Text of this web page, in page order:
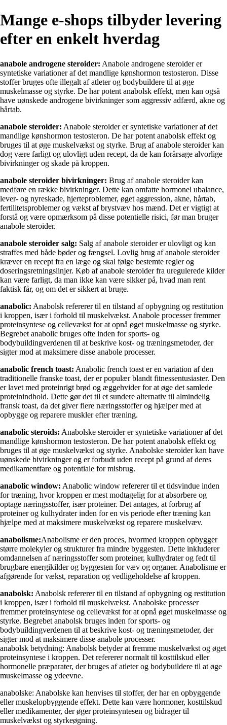
Mange e-shops tilbyder levering
efter en enkelt hverdag
anabole androgene steroider: Anabole androgene steroider er
syntetiske variationer af det mandlige kønshormon testosteron. Disse
stoffer bruges ofte illegalt af atleter og bodybuildere til at øge
muskelmasse og styrke. De har potent anabolsk effekt, men kan også
have uønskede androgene bivirkninger som aggressiv adfærd, akne og
hårtab.
anabole steroider: Anabole steroider er syntetiske variationer af det
mandlige kønshormon testosteron. De har potent anabolsk effekt og
bruges til at øge muskelvækst og styrke. Brug af anabole steroider kan
dog være farligt og ulovligt uden recept, da de kan forårsage alvorlige
bivirkninger og skade på kroppen.
anabole steroider bivirkninger: Brug af anabole steroider kan
medføre en række bivirkninger. Dette kan omfatte hormonel ubalance,
lever- og nyreskade, hjerteproblemer, øget aggression, akne, hårtab,
fertilitetsproblemer og vækst af brystvæv hos mænd. Det er vigtigt at
forstå og være opmærksom på disse potentielle risici, før man bruger
anabole steroider.
anabole steroider salg: Salg af anabole steroider er ulovligt og kan
straffes med både bøder og fængsel. Lovlig brug af anabole steroider
kræver en recept fra en læge og skal følge bestemte regler og
doseringsretningslinjer. Køb af anabole steroider fra uregulerede kilder
kan være farligt, da man ikke kan være sikker på, hvad man rent
faktisk får, og om det er sikkert at bruge.
anabolic: Anabolsk refererer til en tilstand af opbygning og restitution
i kroppen, især i forhold til muskelvækst. Anabole processer fremmer
proteinsyntese og cellevækst for at opnå øget muskelmasse og styrke.
Begrebet anabolic bruges ofte inden for sports- og
bodybuildingverdenen til at beskrive kost- og træningsmetoder, der
sigter mod at maksimere disse anabole processer.
anabolic french toast: Anabolic french toast er en variation af den
traditionelle franske toast, der er populær blandt fitnessentusiaster. Den
er lavet med proteinrigt brød og æggehvider for at øge det samlede
proteinindhold. Dette gør det til et sundere alternativ til almindelig
fransk toast, da det giver flere næringsstoffer og hjælper med at
opbygge og reparere muskler efter træning.
anabolic steroids: Anabolske steroider er syntetiske variationer af det
mandlige kønshormon testosteron. De har potent anabolsk effekt og
bruges til at øge muskelvækst og styrke. Anabolske steroider kan have
uønskede bivirkninger og er forbudt uden recept på grund af deres
medikamentfare og potentiale for misbrug.
anabolic window: Anabolic window refererer til et tidsvindue inden
for træning, hvor kroppen er mest modtagelig for at absorbere og
optage næringsstoffer, især proteiner. Det antages, at forbrug af
proteiner og kulhydrater inden for en vis periode efter træning kan
hjælpe med at maksimere muskelvækst og reparere muskelvæv.
anabolisme:Anabolisme er den proces, hvormed kroppen opbygger
større molekyler og strukturer fra mindre byggesten. Dette inkluderer
omdannelsen af næringsstoffer som proteiner, kulhydrater og fedt til
brugbare energikilder og byggesten for væv og organer. Anabolisme er
afgørende for vækst, reparation og vedligeholdelse af kroppen.
anabolsk: Anabolsk refererer til en tilstand af opbygning og restitution
i kroppen, især i forhold til muskelvækst. Anabolske processer
fremmer proteinsyntese og cellevækst for at opnå øget muskelmasse og
styrke. Begrebet anabolsk bruges inden for sports- og
bodybuildingverdenen til at beskrive kost- og træningsmetoder, der
sigter mod at maksimere disse anabole processer.
anabolsk betydning: Anabolsk betyder at fremme muskelvækst og øget
proteinsyntese i kroppen. Det refererer normalt til kosttilskud eller
hormonelle præparater, der bruges af atleter og bodybuildere til at øge
muskelmasse og ydeevne.
anabolske: Anabolske kan henvises til stoffer, der har en opbyggende
eller muskelopbyggende effekt. Dette kan være hormoner, kosttilskud
eller medikamenter, der øger proteinsyntesen og bidrager til
muskelvækst og styrkeøgning.